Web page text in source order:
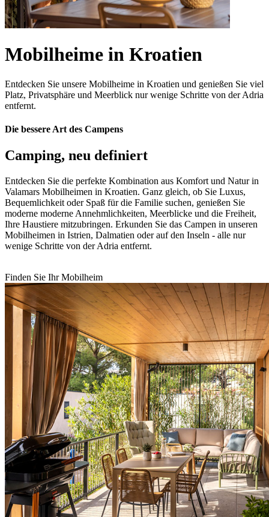
Mobilheime in Kroatien
Entdecken Sie unsere Mobilheime in Kroatien und genießen Sie viel
Platz, Privatsphäre und Meerblick nur wenige Schritte von der Adria
entfernt.
Die bessere Art des Campens
Camping, neu definiert
Entdecken Sie die perfekte Kombination aus Komfort und Natur in
Valamars Mobilheimen in Kroatien. Ganz gleich, ob Sie Luxus,
Bequemlichkeit oder Spaß für die Familie suchen, genießen Sie
moderne moderne Annehmlichkeiten, Meerblicke und die Freiheit,
Ihre Haustiere mitzubringen. Erkunden Sie das Campen in unseren
Mobilheimen in Istrien, Dalmatien oder auf den Inseln - alle nur
wenige Schritte von der Adria entfernt.
Finden Sie Ihr Mobilheim